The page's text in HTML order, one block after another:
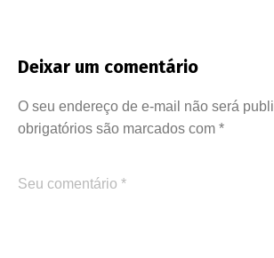
Deixar um comentário
O seu endereço de e-mail não será
obrigatórios são marcados com *